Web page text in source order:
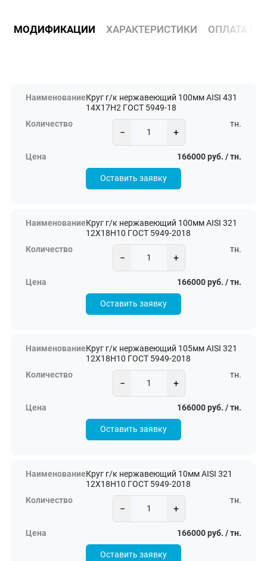
МОДИФИКАЦИИ ХАРАКТЕРИСТИКИ ОПЛАТА И
Круг г/к нержавеющий 100мм AISI 431
14Х17Н2 ГОСТ 5949-18
− +
тн.
166000 руб. / тн.
Оставить заявку
Круг г/к нержавеющий 100мм AISI 321
12Х18Н10 ГОСТ 5949-2018
− +
тн.
166000 руб. / тн.
Оставить заявку
Круг г/к нержавеющий 105мм AISI 321
12Х18Н10 ГОСТ 5949-2018
− +
тн.
166000 руб. / тн.
Оставить заявку
Круг г/к нержавеющий 10мм AISI 321
12Х18Н10 ГОСТ 5949-2018
− +
тн.
166000 руб. / тн.
Оставить заявку